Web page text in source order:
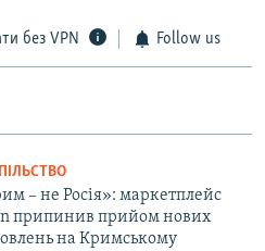
без VPN Follow us
– не Росія»: маркетплейс
припинив прийом нових
на Кримському